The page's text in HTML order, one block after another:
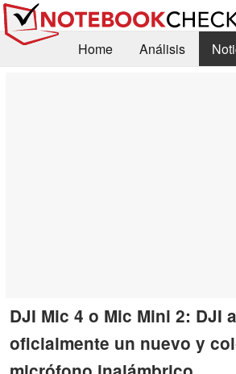
Home Análisis
DJI Mic 4 o Mic Mini 2: DJI
oficialmente un nuevo y